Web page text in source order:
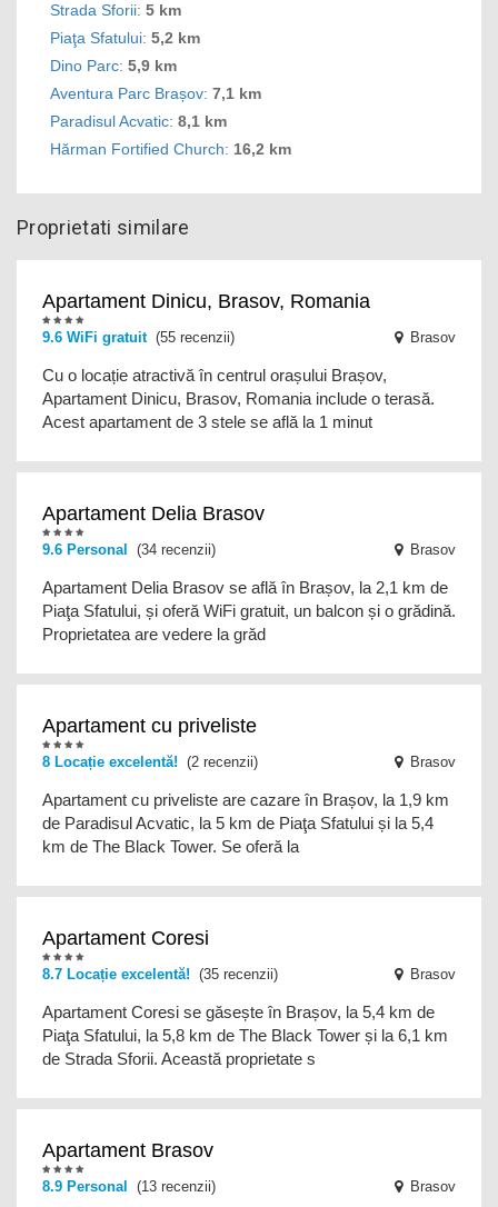
Strada Sforii: 5 km
Piaţa Sfatului: 5,2 km
Dino Parc: 5,9 km
Aventura Parc Brașov: 7,1 km
Paradisul Acvatic: 8,1 km
Hărman Fortified Church: 16,2 km
Proprietati similare
Apartament Dinicu, Brasov, Romania
9.6 WiFi gratuit(55 recenzii) Brasov
Cu o locație atractivă în centrul orașului Brașov,
Apartament Dinicu, Brasov, Romania include o terasă.
Acest apartament de 3 stele se află la 1 minut
Apartament Delia Brasov
9.6 Personal (34 recenzii) Brasov
Apartament Delia Brasov se află în Brașov, la 2,1 km de
Piaţa Sfatului, și oferă WiFi gratuit, un balcon și o grădină.
Proprietatea are vedere la grăd
Apartament cu priveliste
8 Locație excelentă! (2 recenzii) Brasov
Apartament cu priveliste are cazare în Brașov, la 1,9 km
de Paradisul Acvatic, la 5 km de Piaţa Sfatului și la 5,4
km de The Black Tower. Se oferă la
Apartament Coresi
8.7 Locație excelentă! (35 recenzii) Brasov
Apartament Coresi se găsește în Brașov, la 5,4 km de
Piaţa Sfatului, la 5,8 km de The Black Tower și la 6,1 km
de Strada Sforii. Această proprietate s
Apartament Brasov
8.9 Personal (13 recenzii) Brasov